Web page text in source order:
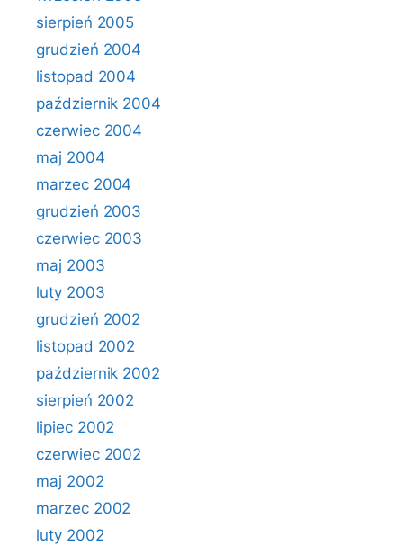
sierpień 2005
grudzień 2004
listopad 2004
październik 2004
czerwiec 2004
maj 2004
marzec 2004
grudzień 2003
czerwiec 2003
maj 2003
luty 2003
grudzień 2002
listopad 2002
październik 2002
sierpień 2002
lipiec 2002
czerwiec 2002
maj 2002
marzec 2002
luty 2002